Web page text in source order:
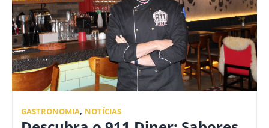
GASTRONOMIA, NOTÍCIAS